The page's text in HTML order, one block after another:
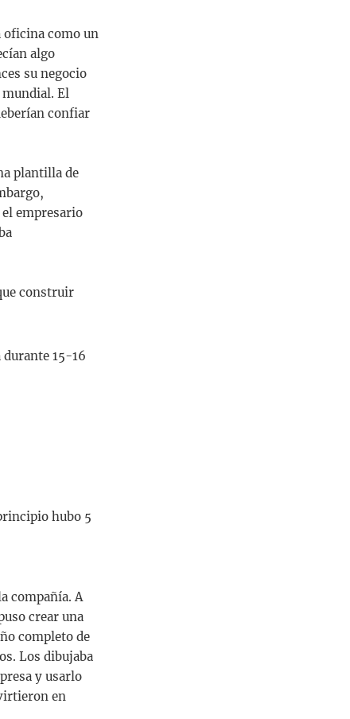
oficina como un
algo
su negocio
mundial. El
confiar
plantilla de
empresario
construir
15-16
hubo 5
compañía. A
crear una
completo de
Los dibujaba
y usarlo
en